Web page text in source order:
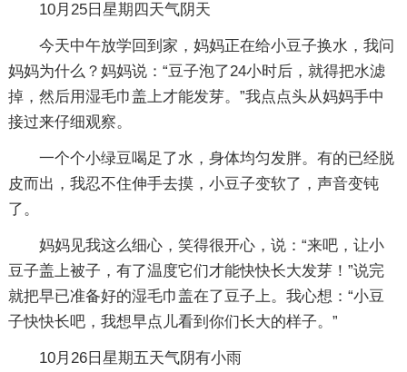
10月25日星期四天气阴天
今天中午放学回到家，妈妈正在给小豆子换水，我问
妈妈为什么？妈妈说：“豆子泡了24小时后，就得把水滤
掉，然后用湿毛巾盖上才能发芽。”我点点头从妈妈手中
接过来仔细观察。
一个个小绿豆喝足了水，身体均匀发胖。有的已经脱
皮而出，我忍不住伸手去摸，小豆子变软了，声音变钝
了。
妈妈见我这么细心，笑得很开心，说：“来吧，让小
豆子盖上被子，有了温度它们才能快快长大发芽！”说完
就把早已准备好的湿毛巾盖在了豆子上。我心想：“小豆
子快快长吧，我想早点儿看到你们长大的样子。”
10月26日星期五天气阴有小雨